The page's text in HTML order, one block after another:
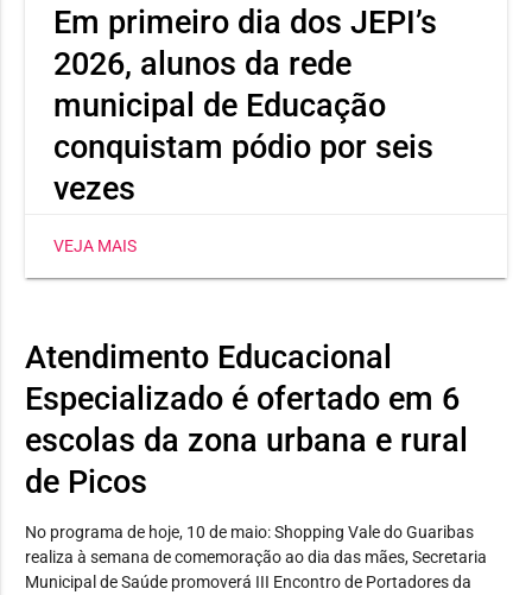
Em primeiro dia dos JEPI’s
2026, alunos da rede
municipal de Educação
conquistam pódio por seis
vezes
Heli Nunes, já conquistou três medalhas, sendo dois
ouros e uma prata. Já a estudante Maria Jhulya
de disco.
VEJA MAIS
Atendimento Educacional
Especializado é ofertado em 6
escolas da zona urbana e rural
de Picos
No programa de hoje, 10 de maio: Shopping Vale do Guaribas
realiza à semana de comemoração ao dia das mães, Secretaria
Municipal de Saúde promoverá III Encontro de Portadores da